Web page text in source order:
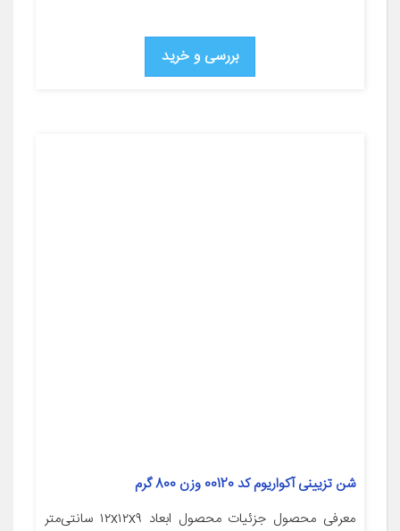
بررسی و خرید
شن تزیینی آکواریوم کد 00120 وزن 800 گرم
معرفی محصول جزئیات محصول ابعاد ۱۲x۱۲x۹ سانتی‌متر